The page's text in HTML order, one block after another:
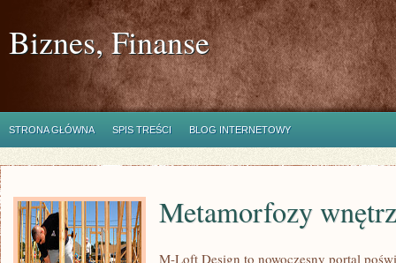
Biznes, Finanse
STRONA GŁÓWNA SPIS TREŚCI BLOG INTERNETOWY
Metamorfozy wnętrz
M-Loft Design to nowoczesny portal